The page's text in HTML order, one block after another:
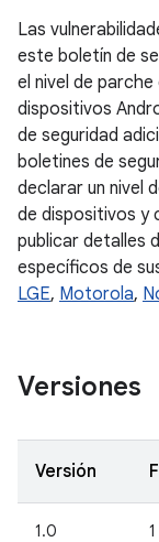
Las
este boletín de
el nivel de
dispositivos
de seguridad
boletines de
declarar un nivel
de dispositivos y
publicar detalles
específicos de
LGE, Motorola,
Versiones
Versión
1.0